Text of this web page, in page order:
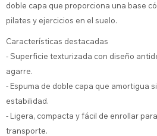
doble capa que proporciona una base
pilates y ejercicios en el suelo.
Características destacadas
- Superficie texturizada con diseño
agarre.
- Espuma de doble capa que amortigua
estabilidad.
- Ligera, compacta y fácil de enrollar
transporte.